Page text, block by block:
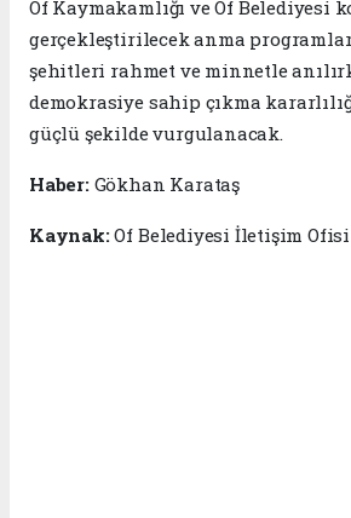
Of Kaymakamlığı ve Of Belediyesi
gerçekleştirilecek anma
şehitleri rahmet ve minnetle
demokrasiye sahip çıkma
güçlü şekilde vurgulanacak.
Haber: Gökhan Karataş
Kaynak:Of Belediyesi İletişim Ofisi